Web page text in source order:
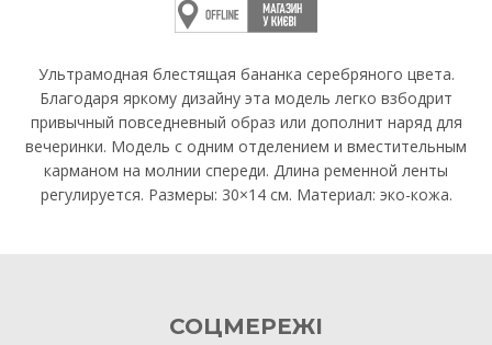
Ультрамодная блестящая бананка серебряного цвета.
Благодаря яркому дизайну эта модель легко взбодрит
привычный повседневный образ или дополнит наряд для
вечеринки. Модель с одним отделением и вместительным
карманом на молнии спереди. Длина ременной ленты
регулируется. Размеры: 30×14 см. Материал: эко-кожа.
СОЦМЕРЕЖІ